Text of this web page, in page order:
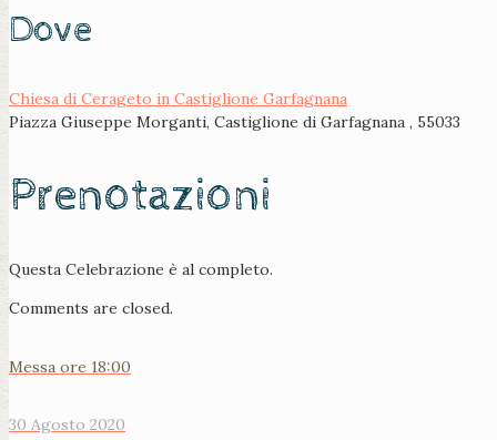
Dove
Chiesa di Cerageto in Castiglione Garfagnana
Piazza Giuseppe Morganti, Castiglione di Garfagnana , 55033
Prenotazioni
Questa Celebrazione è al completo.
Comments are closed.
Messa ore 18:00
30 Agosto 2020